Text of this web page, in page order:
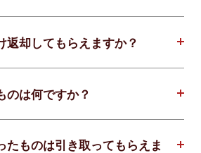
返却してもらえますか？
のは何ですか？
たものは引き取ってもらえま